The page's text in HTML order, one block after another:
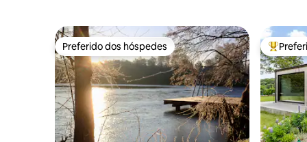
Preferido dos hóspedes
Preferido dos hóspedes Entre